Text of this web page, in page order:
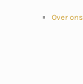
Over ons